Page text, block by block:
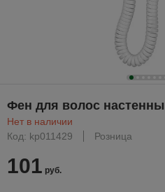
Фен для волос
Нет в наличии
Код: kp011429
Розница
101 руб.